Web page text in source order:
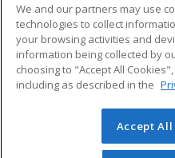
Military
Financial Assistance
Help
© 2026 ed2go, a division
reserved. The material on
We and our partners may use
technologies to collect
your browsing activities and
information being collected by
choosing to "Accept All
including as described in the
Accept All